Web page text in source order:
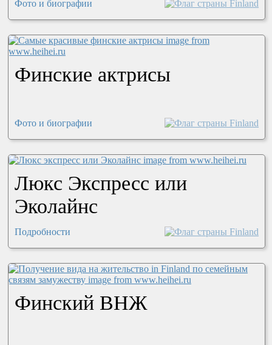
Фото и биографии
Финские актрисы
Фото и биографии
Люкс Экспресс или
Эколайнс
Подробности
Финский ВНЖ